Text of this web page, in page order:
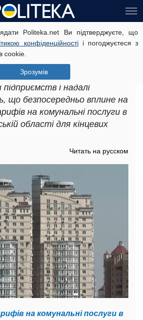
Politeka.net Ви підтверджуєте, що
конфіденційностіі погоджуєтеся з
cookie.
Зрозумів
на комунальні
про зміни
в секторі можливі,
і надалі
що безпосередньо вплине на
на комунальні послуги в
області для кінцевих
Читать на русском
на комунальні послуги в